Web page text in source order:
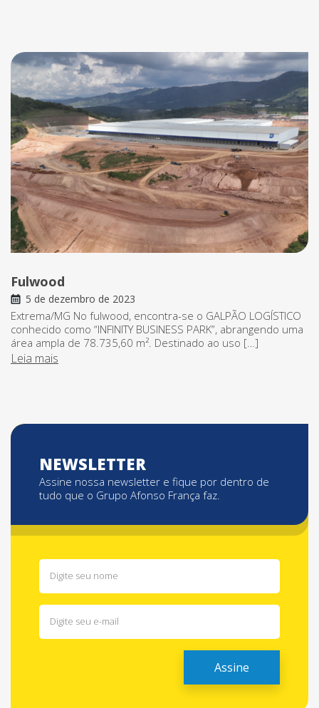
Fulwood
5 de dezembro de 2023
Extrema/MG No fulwood, encontra-se o GALPÃO LOGÍSTICO
conhecido como “INFINITY BUSINESS PARK”, abrangendo uma
área ampla de 78.735,60 m². Destinado ao uso […]
Leia mais
NEWSLETTER
Assine nossa newsletter e fique por dentro de
tudo que o Grupo Afonso França faz.